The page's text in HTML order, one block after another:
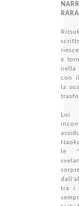
è
con
la
le
tra i